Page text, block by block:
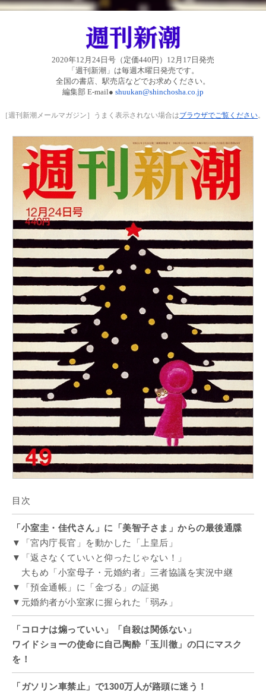
2020年12月24日号（定価440円）12月17日発売
「週刊新潮」は毎週木曜日発売です。
全国の書店、駅売店などでお求めください。
編集部 E-mail● shuukan@shinchosha.co.jp
［週刊新潮メールマガジン］ うまく表示されない場合はブラウザでご覧ください。
目次
「小室圭・佳代さん」に「美智子さま」からの最後通牒
▼「宮内庁長官」を動かした「上皇后」
▼「返さなくていいと仰ったじゃない！」
大もめ「小室母子・元婚約者」三者協議を実況中継
▼「預金通帳」に「金づる」の証拠
▼元婚約者が小室家に握られた「弱み」
「コロナは煽っていい」「自殺は関係ない」
ワイドショーの使命に自己陶酔「玉川徹」の口にマスク
を！
「ガソリン車禁止」で1300万人が路頭に迷う！